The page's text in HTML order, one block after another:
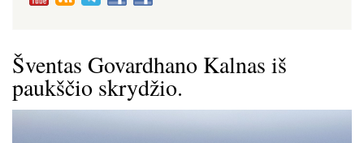
Šventas Govardhano Kalnas iš
paukščio skrydžio.